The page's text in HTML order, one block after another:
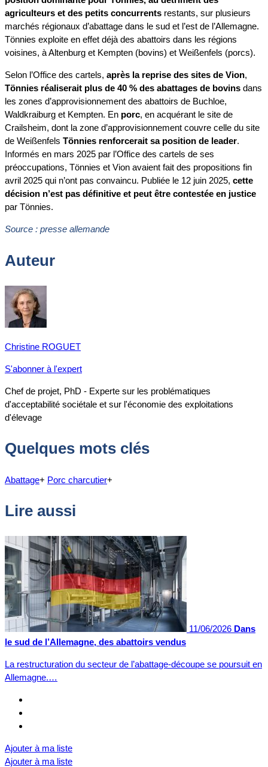
agriculteurs et des petits concurrents restants, sur plusieurs
marchés régionaux d’abattage dans le sud et l’est de l’Allemagne.
Tönnies exploite en effet déjà des abattoirs dans les régions
voisines, à Altenburg et Kempten (bovins) et Weißenfels (porcs).
Selon l’Office des cartels, après la reprise des sites de Vion,
Tönnies réaliserait plus de 40 % des abattages de bovins dans
les zones d’approvisionnement des abattoirs de Buchloe,
Waldkraiburg et Kempten. En porc, en acquérant le site de
Crailsheim, dont la zone d’approvisionnement couvre celle du site
de Weißenfels Tönnies renforcerait sa position de leader.
Informés en mars 2025 par l’Office des cartels de ses
préoccupations, Tönnies et Vion avaient fait des propositions fin
avril 2025 qui n’ont pas convaincu. Publiée le 12 juin 2025, cette
décision n’est pas définitive et peut être contestée en justice
par Tönnies.
Source : presse allemande
Auteur
Christine ROGUET
S'abonner à l'expert
Chef de projet, PhD - Experte sur les problématiques
d'acceptabilité sociétale et sur l'économie des exploitations
d'élevage
Quelques mots clés
Abattage+ Porc charcutier+
Lire aussi
11/06/2026 Dans
le sud de l’Allemagne, des abattoirs vendus
La restructuration du secteur de l’abattage-découpe se poursuit en
Allemagne.…
Ajouter à ma liste
Ajouter à ma liste